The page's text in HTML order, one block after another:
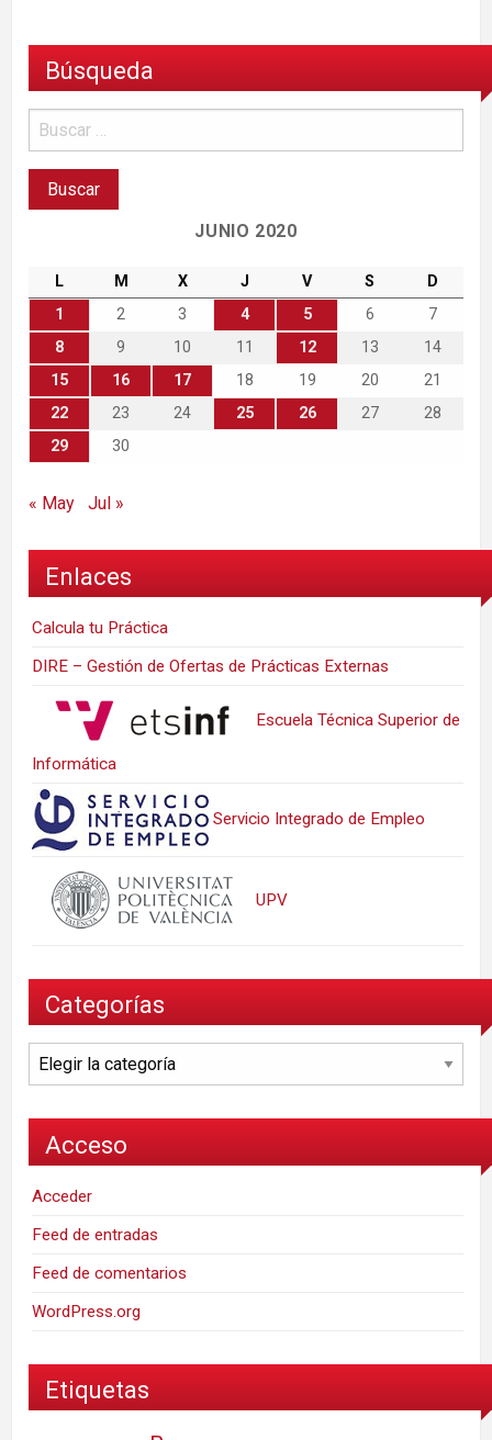
Búsqueda
JUNIO 2020
L M X J V S
D
1
2 3 4 5 6
7
8
9 10 11 12 13
14
15
16 17 18 19 20
21
22
23 24 25 26 27
28
29
30
« May Jul »
Enlaces
Calcula tu Práctica
DIRE – Gestión de Ofertas de Prácticas Externas
Escuela Técnica Superior de
Informática
Servicio Integrado de Empleo
UPV
Categorías
Categorías
Acceso
Acceder
Feed de entradas
Feed de comentarios
WordPress.org
Etiquetas